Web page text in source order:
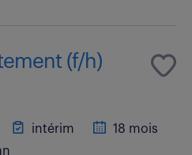
(f/h)
intérim
18 mois